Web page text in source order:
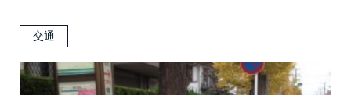
交通